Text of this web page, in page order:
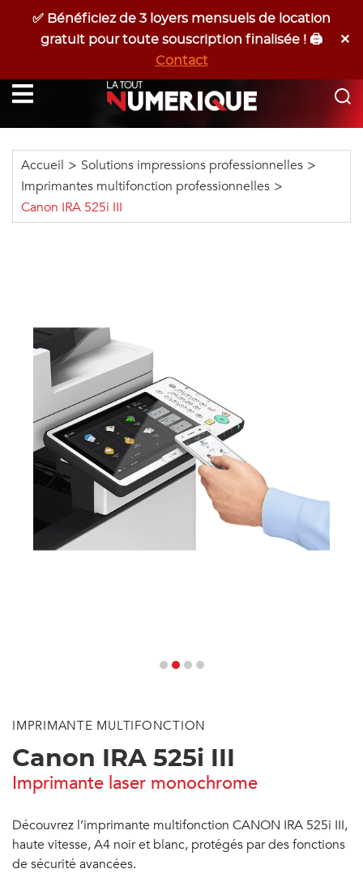
✅ Bénéficiez de 3 loyers mensuels de location
gratuit pour toute souscription finalisée ! 🖨️
Contact
✕
06 17 53 42 25
Devis Gratuit
Programmer Un RDV
Accueil > Solutions impressions professionnelles >
Imprimantes multifonction professionnelles >
Canon IRA 525i III
IMPRIMANTE MULTIFONCTION
Canon IRA 525i III
Imprimante laser monochrome
Découvrez l’imprimante multifonction CANON IRA 525i III,
haute vitesse, A4 noir et blanc, protégés par des fonctions
de sécurité avancées.